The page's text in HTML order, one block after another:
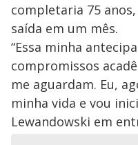
completaria 75
saída em um mês.
“Essa minha
compromissos
me aguardam. Eu,
minha vida e vou
Lewandowski em